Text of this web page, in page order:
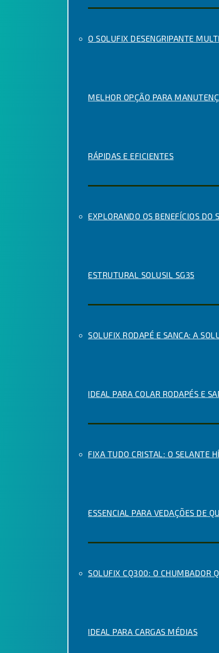
O SOLUFIX DESENGRIPANTE
MELHOR OPÇÃO PARA
RÁPIDAS E EFICIENTES
EXPLORANDO OS BENEFÍCIOS DO
ESTRUTURAL SOLUSIL SG35
SOLUFIX RODAPÉ E SANCA: A
IDEAL PARA COLAR RODAPÉS E
FIXA TUDO CRISTAL: O SELANTE
ESSENCIAL PARA VEDAÇÕES DE
SOLUFIX CQ300: O CHUMBADOR
IDEAL PARA CARGAS MÉDIAS